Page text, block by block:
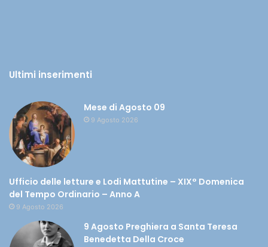
Ultimi inserimenti
Mese di Agosto 09
9 Agosto 2026
Ufficio delle letture e Lodi Mattutine – XIX° Domenica
del Tempo Ordinario – Anno A
9 Agosto 2026
9 Agosto Preghiera a Santa Teresa
Benedetta Della Croce